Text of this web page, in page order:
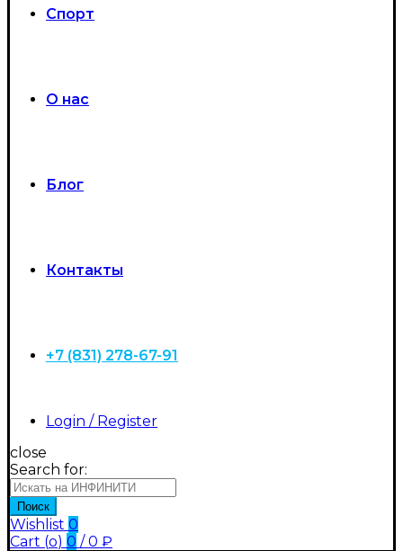
Спорт
О нас
Блог
Контакты
+7 (831) 278-67-91
Login / Register
close
Search for:
Поиск
Wishlist 0
Cart (o) 0 / 0 ₽